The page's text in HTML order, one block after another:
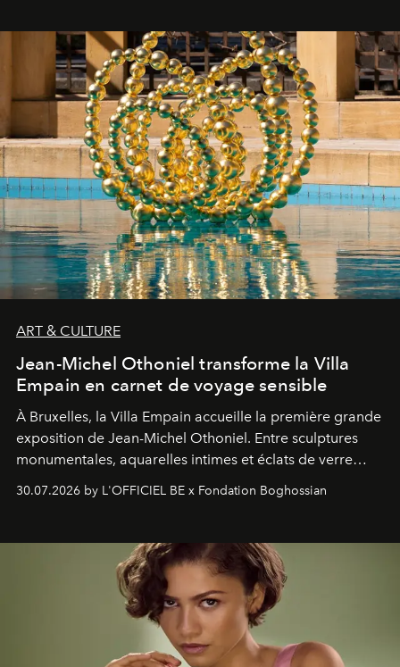
ART & CULTURE
Jean-Michel Othoniel transforme la Villa
Empain en carnet de voyage sensible
À Bruxelles, la Villa Empain accueille la première grande
exposition de Jean-Michel Othoniel. Entre sculptures
monumentales, aquarelles intimes et éclats de verre
émotionnel où chaque œuvre devient le souvenir
émerveillement.
30.07.2026 by L'OFFICIEL BE x Fondation Boghossian